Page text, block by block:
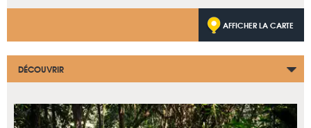
AFFICHER LA CARTE
DÉCOUVRIR